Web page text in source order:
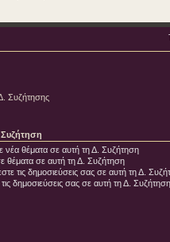
Συζήτησης
νέα θέματα σε αυτή τη Δ. Συζήτηση
θέματα σε αυτή τη Δ. Συζήτηση
τις δημοσιεύσεις σας σε αυτή τη Δ.
δημοσιεύσεις σας σε αυτή τη Δ. Συζήτηση